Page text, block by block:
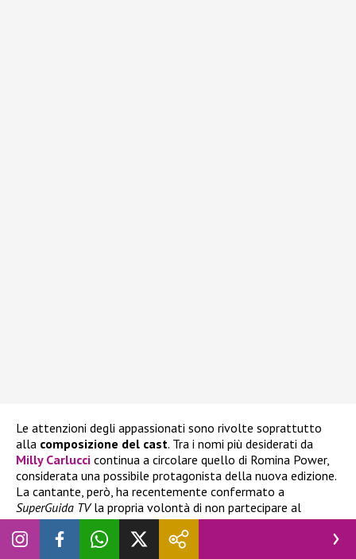
Le attenzioni degli appassionati sono rivolte soprattutto
alla composizione del cast. Tra i nomi più desiderati da
Milly Carlucci continua a circolare quello di Romina Power,
considerata una possibile protagonista della nuova edizione.
La cantante, però, ha recentemente confermato a
SuperGuida TVla propria volontà di non partecipare al
programma, spegnendo così le aspettative di chi sperava di
vederla affrontare la sfida sulla pista da ballo. Francesca